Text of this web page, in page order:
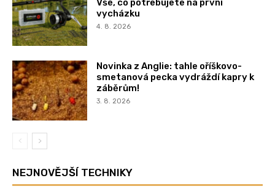
Vše, co potřebujete na první
vycházku
4. 8. 2026
Novinka z Anglie: tahle oříškovo-
smetanová pecka vydráždí kapry k
záběrům!
3. 8. 2026
NEJNOVĚJŠÍ TECHNIKY